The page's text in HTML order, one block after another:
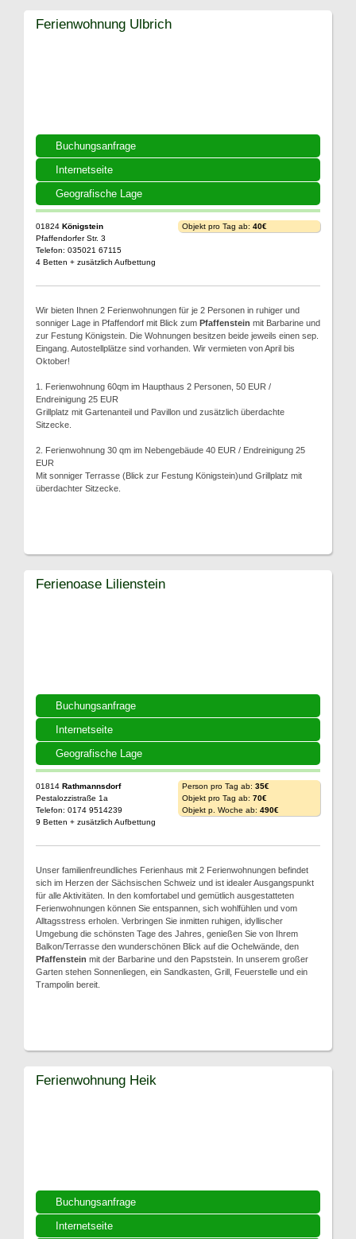
Buchungsanfrage
Internetseite
Geografische Lage
Ferienwohnung Ulbrich
01824 Königstein
Pfaffendorfer Str. 3
Telefon: 035021 67115
4 Betten + zusätzlich Aufbettung
Objekt pro Tag ab: 40€
Wir bieten Ihnen 2 Ferienwohnungen für je 2 Personen in ruhiger und
sonniger Lage in Pfaffendorf mit Blick zum Pfaffenstein mit Barbarine und
zur Festung Königstein. Die Wohnungen besitzen beide jeweils einen sep.
Eingang. Autostellplätze sind vorhanden. Wir vermieten von April bis
Oktober!
1. Ferienwohnung 60qm im Haupthaus 2 Personen, 50 EUR /
Endreinigung 25 EUR
Grillplatz mit Gartenanteil und Pavillon und zusätzlich überdachte
Sitzecke.
2. Ferienwohnung 30 qm im Nebengebäude 40 EUR / Endreinigung 25
EUR
Mit sonniger Terrasse (Blick zur Festung Königstein)und Grillplatz mit
überdachter Sitzecke.
Buchungsanfrage
Internetseite
Geografische Lage
Ferienoase Lilienstein
01814 Rathmannsdorf
Pestalozzistraße 1a
Telefon: 0174 9514239
9 Betten + zusätzlich Aufbettung
Person pro Tag ab: 35€
Objekt pro Tag ab: 70€
Objekt p. Woche ab: 490€
Unser familienfreundliches Ferienhaus mit 2 Ferienwohnungen befindet
sich im Herzen der Sächsischen Schweiz und ist idealer Ausgangspunkt
für alle Aktivitäten. In den komfortabel und gemütlich ausgestatteten
Ferienwohnungen können Sie entspannen, sich wohlfühlen und vom
Alltagsstress erholen. Verbringen Sie inmitten ruhigen, idyllischer
Umgebung die schönsten Tage des Jahres, genießen Sie von Ihrem
Balkon/Terrasse den wunderschönen Blick auf die Ochelwände, den
Pfaffenstein mit der Barbarine und den Papststein. In unserem großer
Garten stehen Sonnenliegen, ein Sandkasten, Grill, Feuerstelle und ein
Trampolin bereit.
Buchungsanfrage
Internetseite
Ferienwohnung Heik